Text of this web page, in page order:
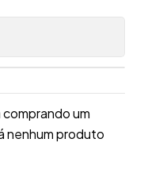
um
nenhum produto